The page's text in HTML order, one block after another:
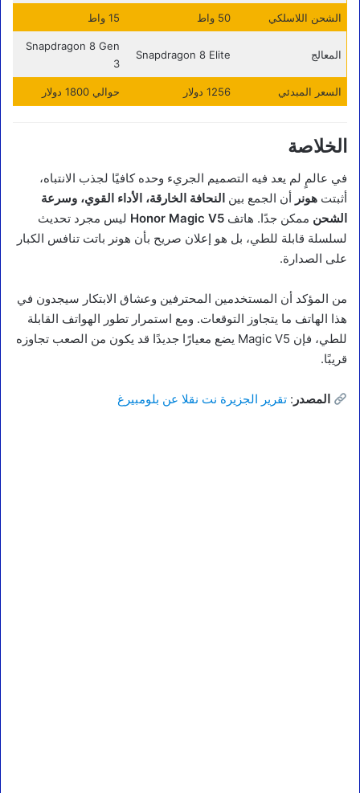
الشحن اللاسلكي 50 واط 15 واط
المعالج Snapdragon 8 Elite
Snapdragon 8 Gen
3
السعر المبدئي 1256 دولار حوالي 1800 دولار
الخلاصة
في عالمٍ لم يعد فيه التصميم الجريء وحده كافيًا لجذب الانتباه،
أثبتت هونر أن الجمع بين النحافة الخارقة، الأداء القوي، وسرعة
الشحن ممكن جدًا. هاتف Honor Magic V5 ليس مجرد تحديث
لسلسلة قابلة للطي، بل هو إعلان صريح بأن هونر باتت تنافس الكبار
على الصدارة.
من المؤكد أن المستخدمين المحترفين وعشاق الابتكار سيجدون في
هذا الهاتف ما يتجاوز التوقعات. ومع استمرار تطور الهواتف القابلة
للطي، فإن Magic V5 يضع معيارًا جديدًا قد يكون من الصعب تجاوزه
قريبًا.
المصدر :تقرير الجزيرة نت نقلا عن بلومبيرغ